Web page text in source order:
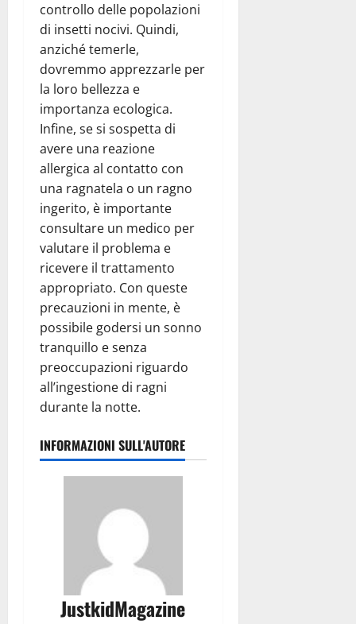
controllo delle popolazioni
di insetti nocivi. Quindi,
anziché temerle,
dovremmo apprezzarle per
la loro bellezza e
importanza ecologica.
Infine, se si sospetta di
avere una reazione
allergica al contatto con
una ragnatela o un ragno
ingerito, è importante
consultare un medico per
valutare il problema e
ricevere il trattamento
appropriato. Con queste
precauzioni in mente, è
possibile godersi un sonno
tranquillo e senza
preoccupazioni riguardo
all’ingestione di ragni
durante la notte.
INFORMAZIONI SULL'AUTORE
JustkidMagazine